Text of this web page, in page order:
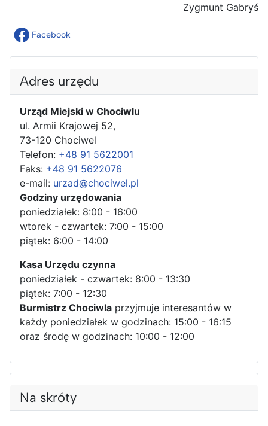
Zygmunt Gabryś
Facebook
Adres urzędu
Urząd Miejski w Chociwlu
ul. Armii Krajowej 52,
73-120 Chociwel
Telefon: +48 91 5622001
Faks: +48 91 5622076
e-mail: urzad@chociwel.pl
Godziny urzędowania
poniedziałek: 8:00 - 16:00
wtorek - czwartek: 7:00 - 15:00
piątek: 6:00 - 14:00
Kasa Urzędu czynna
poniedziałek - czwartek: 8:00 - 13:30
piątek: 7:00 - 12:30
Burmistrz Chociwla przyjmuje interesantów w
każdy poniedziałek w godzinach: 15:00 - 16:15
oraz środę w godzinach: 10:00 - 12:00
Na skróty